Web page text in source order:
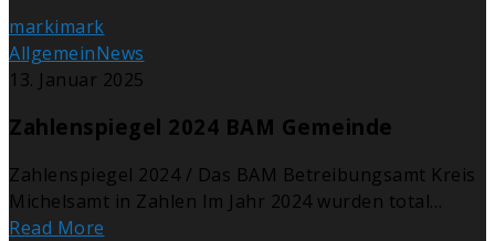
markimark
AllgemeinNews
13. Januar 2025
Zahlenspiegel 2024 BAM Gemeinde
Zahlenspiegel 2024 / Das BAM Betreibungsamt Kreis
Michelsamt in Zahlen Im Jahr 2024 wurden total…
Read More